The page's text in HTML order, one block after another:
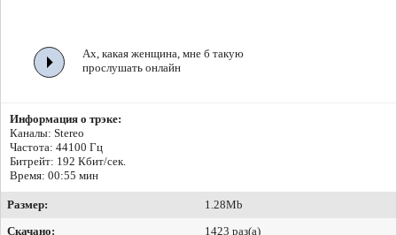
Ах, какая женщина, мне б такую
прослушать онлайн
Информация о трэке:
Каналы: Stereo
Частота: 44100 Гц
Битрейт: 192 Кбит/сек.
Время: 00:55 мин
Размер:
1.28Mb
Скачано:
1423 раз(а)